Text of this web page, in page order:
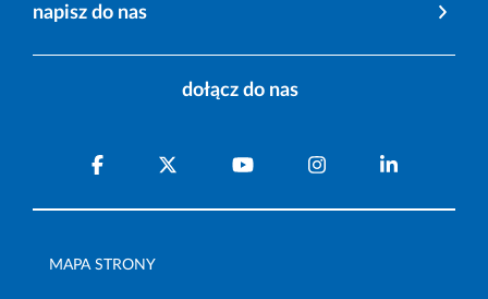
napisz do nas
dołącz do nas
MAPA STRONY